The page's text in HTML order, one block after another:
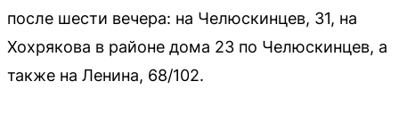
после шести вечера: на Челюскинцев, 31, на
Хохрякова в районе дома 23 по Челюскинцев, а
также на Ленина, 68/102.